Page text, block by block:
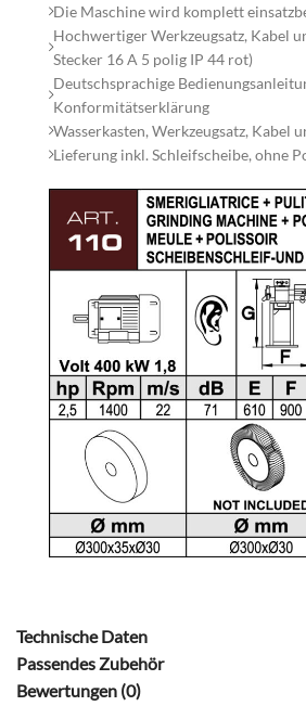
Die Maschine wird komplett
Hochwertiger Werkzeugsatz, Kabel
Stecker 16 A 5 polig IP 44 rot)
Deutschsprachige
Konformitätserklärung
Wasserkasten, Werkzeugsatz, Kabel
Lieferung inkl. Schleifscheibe, ohne
Technische Daten
Passendes Zubehör
Bewertungen (0)